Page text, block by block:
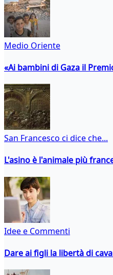
Medio Oriente
«Ai bambini di Gaza il
San Francesco ci dice che...
L'asino è l'animale più
Idee e Commenti
Dare ai figli la libertà di